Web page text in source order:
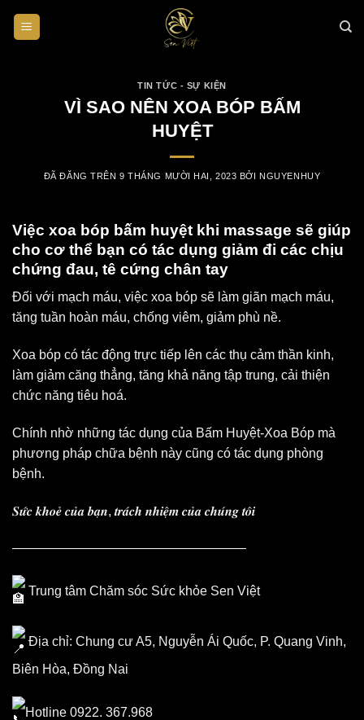
TIN TỨC - SỰ KIỆN
VÌ SAO NÊN XOA BÓP BẤM
HUYỆT
ĐÃ ĐĂNG TRÊN9 THÁNG MƯỜI HAI, 2023 BỞI NGUYENHUY
Việc xoa bóp bấm huyệt khi massage sẽ giúp
cho cơ thể bạn có tác dụng giảm đi các chịu
chứng đau, tê cứng chân tay
Đối với mạch máu, việc xoa bóp sẽ làm giãn mạch máu,
tăng tuần hoàn máu, chống viêm, giảm phù nề.
Xoa bóp có tác động trực tiếp lên các thụ cảm thần kinh,
làm giảm căng thẳng, tăng khả năng tập trung, cải thiện
chức năng tiêu hoá.
Chính nhờ những tác dụng của Bấm Huyệt-Xoa Bóp mà
phương pháp chữa bệnh này cũng có tác dụng phòng
bệnh.
𝑺𝒖̛́𝒄 𝒌𝒉𝒐𝒆̉ 𝒄𝒖̉𝒂 𝒃𝒂̣𝒏, 𝒕𝒓𝒂́𝒄𝒉 𝒏𝒉𝒊𝒆̣̂𝒎 𝒄𝒖̉𝒂 𝒄𝒉𝒖́𝒏𝒈 𝒕𝒐̂𝒊
——————————————————
Trung tâm Chăm sóc Sức khỏe Sen Việt
Địa chỉ: Chung cư A5, Nguyễn Ái Quốc, P. Quang Vinh,
Biên Hòa, Đồng Nai
Hotline 0922. 367.968